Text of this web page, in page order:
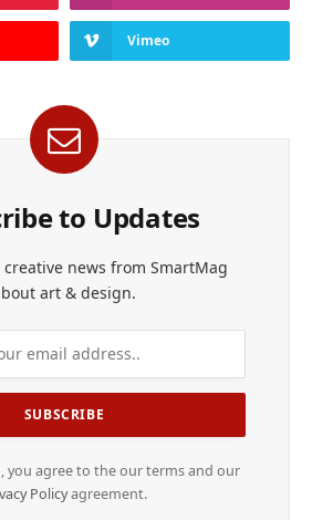
Vimeo
to Updates
news from SmartMag
art & design.
you agree to the our terms and our
Policyagreement.